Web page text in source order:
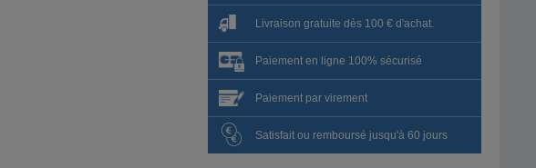
Livraison gratuite dès 100 € d'achat.
Paiement en ligne 100% sécurisé
Paiement par virement
Satisfait ou remboursé jusqu'à 60 jours